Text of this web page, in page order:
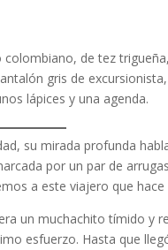
de tez
gris de
lápices y una agenda.
su mirada profunda
por un par de
a este viajero que
un muchachito tímido y
esfuerzo. Hasta que